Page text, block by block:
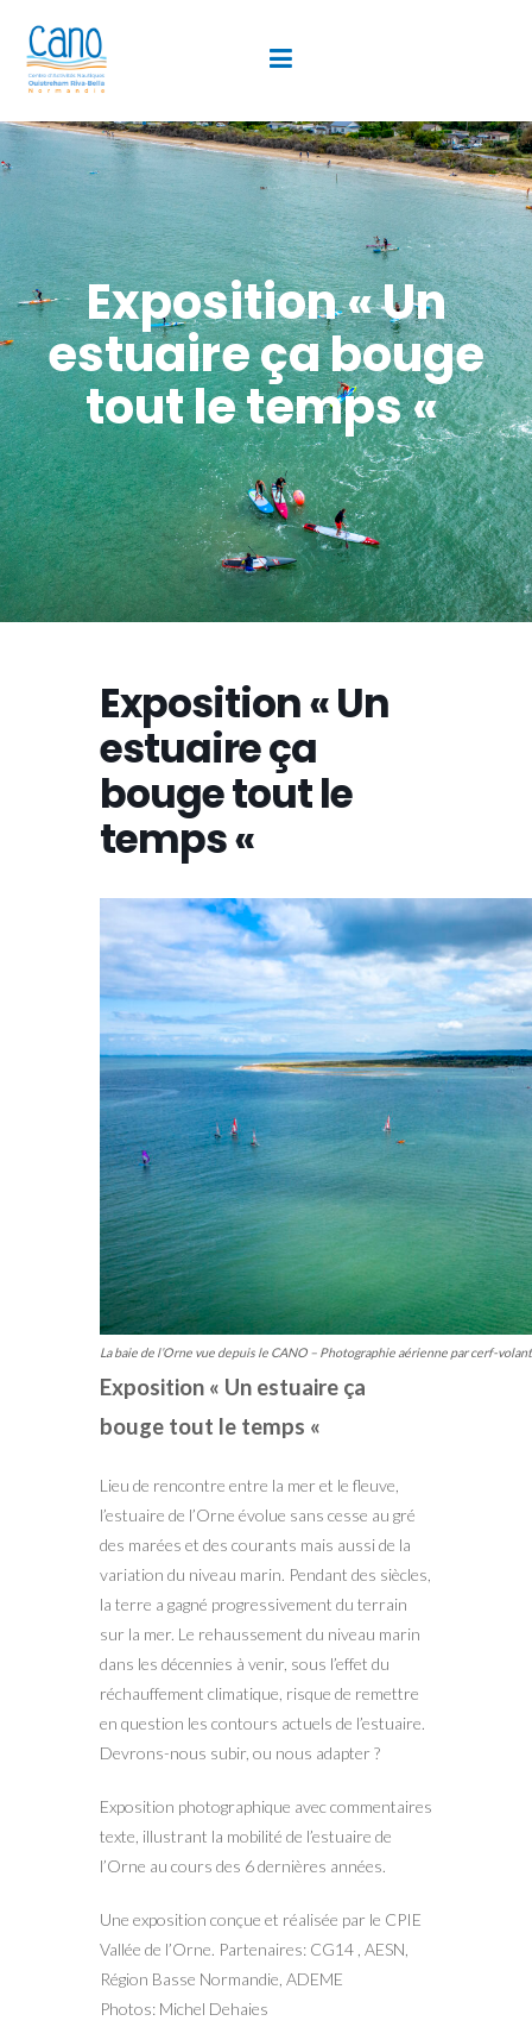
Exposition « Un
estuaire ça bouge
tout le temps «
Exposition « Un
estuaire ça
bouge tout le
temps «
La baie de l’Orne vue depuis le CANO – Photographie aérienne par cerf-
Exposition « Un estuaire ça
bouge tout le temps «
Lieu de rencontre entre la mer et le fleuve,
l’estuaire de l’Orne évolue sans cesse au gré
des marées et des courants mais aussi de la
variation du niveau marin. Pendant des siècles,
la terre a gagné progressivement du terrain
sur la mer. Le rehaussement du niveau marin
dans les décennies à venir, sous l’effet du
réchauffement climatique, risque de remettre
en question les contours actuels de l’estuaire.
Devrons-nous subir, ou nous adapter ?
Exposition photographique avec commentaires
texte, illustrant la mobilité de l’estuaire de
l’Orne au cours des 6 dernières années.
Une exposition conçue et réalisée par le CPIE
Vallée de l’Orne. Partenaires: CG14 , AESN,
Région Basse Normandie, ADEME
Photos: Michel Dehaies